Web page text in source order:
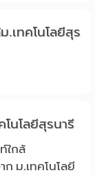
เทคโนโลยีสุร
นโลยีสุรนารี
ใกล้
ก ม.เทคโนโลยี